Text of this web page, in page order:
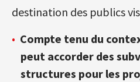
destination des publics
Compte tenu du
peut accorder des
structures pour les